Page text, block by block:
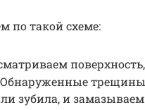
по такой схеме:
зубила, и